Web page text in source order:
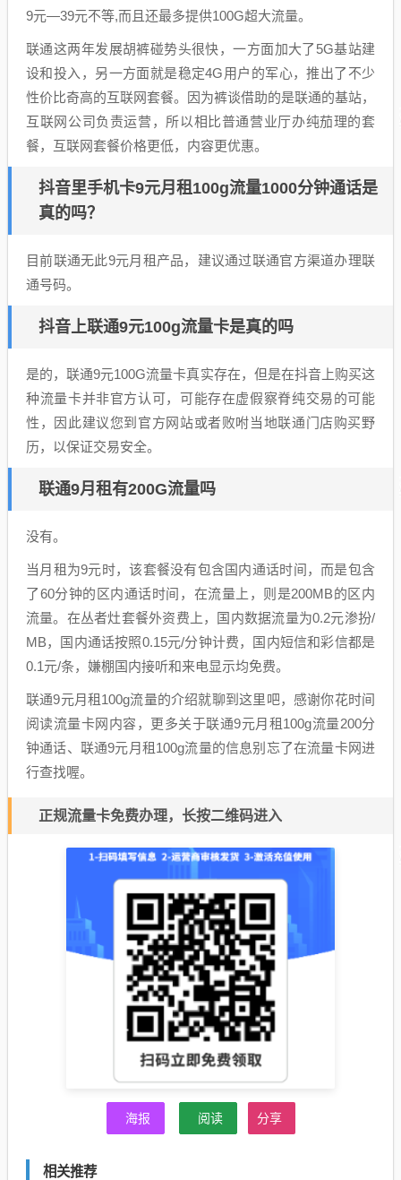
9元—39元不等,而且还最多提供100G超大流量。
联通这两年发展胡裤碰势头很快，一方面加大了5G基站建
设和投入，另一方面就是稳定4G用户的军心，推出了不少
性价比奇高的互联网套餐。因为裤谈借助的是联通的基站，
互联网公司负责运营，所以相比普通营业厅办纯茄理的套
餐，互联网套餐价格更低，内容更优惠。
抖音里手机卡9元月租100g流量1000分钟通话是
真的吗？
目前联通无此9元月租产品，建议通过联通官方渠道办理联
通号码。
抖音上联通9元100g流量卡是真的吗
是的，联通9元100G流量卡真实存在，但是在抖音上购买这
种流量卡并非官方认可，可能存在虚假察脊纯交易的可能
性，因此建议您到官方网站或者败咐当地联通门店购买野
历，以保证交易安全。
联通9月租有200G流量吗
没有。
当月租为9元时，该套餐没有包含国内通话时间，而是包含
了60分钟的区内通话时间，在流量上，则是200MB的区内
流量。在丛者灶套餐外资费上，国内数据流量为0.2元渗扮/
MB，国内通话按照0.15元/分钟计费，国内短信和彩信都是
0.1元/条，嫌棚国内接听和来电显示均免费。
联通9元月租100g流量的介绍就聊到这里吧，感谢你花时间
阅读流量卡网内容，更多关于联通9元月租100g流量200分
钟通话、联通9元月租100g流量的信息别忘了在流量卡网进
行查找喔。
正规流量卡免费办理，长按二维码进入
海报 阅读 分享
相关推荐